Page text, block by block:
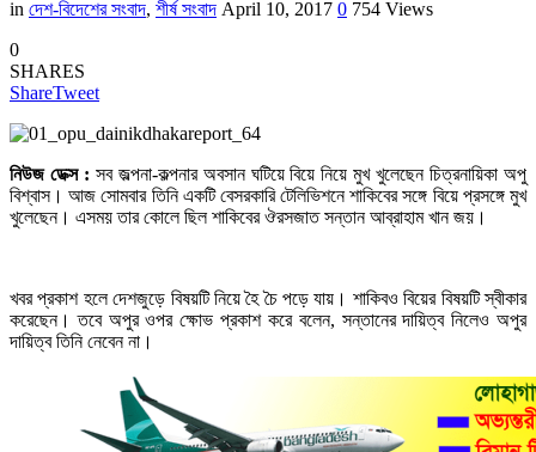
in দেশ-বিদেশের সংবাদ, শীর্ষ সংবাদ April 10, 2017 0 754 Views
0
SHARES
ShareTweet
নিউজ ডেক্স : সব জল্পনা-কল্পনার অবসান ঘটিয়ে বিয়ে নিয়ে মুখ খুলেছেন চিত্রনায়িকা অপু
বিশ্বাস। আজ সোমবার তিনি একটি বেসরকারি টেলিভিশনে শাকিবের সঙ্গে বিয়ে প্রসঙ্গে মুখ
খুলেছেন। এসময় তার কোলে ছিল শাকিবের ঔরসজাত সন্তান আব্রাহাম খান জয়।
খবর প্রকাশ হলে দেশজুড়ে বিষয়টি নিয়ে হৈ চৈ পড়ে যায়। শাকিবও বিয়ের বিষয়টি স্বীকার
করেছেন। তবে অপুর ওপর ক্ষোভ প্রকাশ করে বলেন, সন্তানের দায়িত্ব নিলেও অপুর
দায়িত্ব তিনি নেবেন না।